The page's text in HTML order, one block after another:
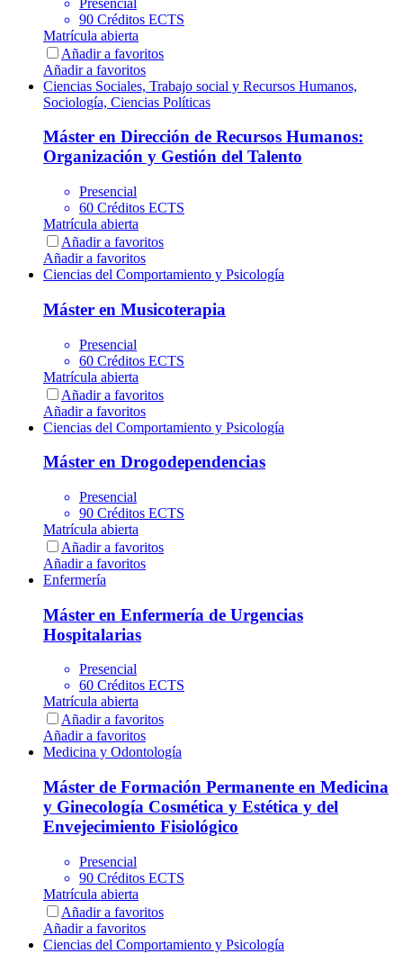
90 Créditos ECTS
Matrícula abierta
Añadir a favoritos
Añadir a favoritos
Ciencias Sociales, Trabajo social y Recursos Humanos,
Sociología, Ciencias Políticas
Máster en Dirección de Recursos Humanos:
Organización y Gestión del Talento
Presencial
60 Créditos ECTS
Matrícula abierta
Añadir a favoritos
Añadir a favoritos
Ciencias del Comportamiento y Psicología
Máster en Musicoterapia
Presencial
60 Créditos ECTS
Matrícula abierta
Añadir a favoritos
Añadir a favoritos
Ciencias del Comportamiento y Psicología
Máster en Drogodependencias
Presencial
90 Créditos ECTS
Matrícula abierta
Añadir a favoritos
Añadir a favoritos
Enfermería
Máster en Enfermería de Urgencias
Hospitalarias
Presencial
60 Créditos ECTS
Matrícula abierta
Añadir a favoritos
Añadir a favoritos
Medicina y Odontología
Máster de Formación Permanente en Medicina
y Ginecología Cosmética y Estética y del
Envejecimiento Fisiológico
Presencial
90 Créditos ECTS
Matrícula abierta
Añadir a favoritos
Añadir a favoritos
Ciencias del Comportamiento y Psicología